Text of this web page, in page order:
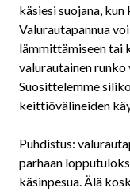
käsiesi suojana,
Valurautapannua
lämmittämiseen tai
valurautainen
Suosittelemme
keittiövälineiden
Puhdistus:
parhaan
käsinpesua. Älä